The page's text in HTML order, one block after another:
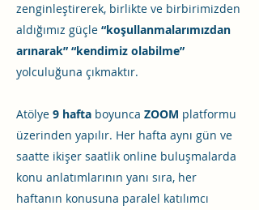
zenginleştirerek, birlikte ve birbirimizden
aldığımız güçle “koşullanmalarımızdan
arınarak” “kendimiz olabilme”
yolculuğuna çıkmaktır.
Atölye 9 hafta boyunca ZOOM platformu
üzerinden yapılır. Her hafta aynı gün ve
saatte ikişer saatlik online buluşmalarda
konu anlatımlarının yanı sıra, her
haftanın konusuna paralel katılımcı